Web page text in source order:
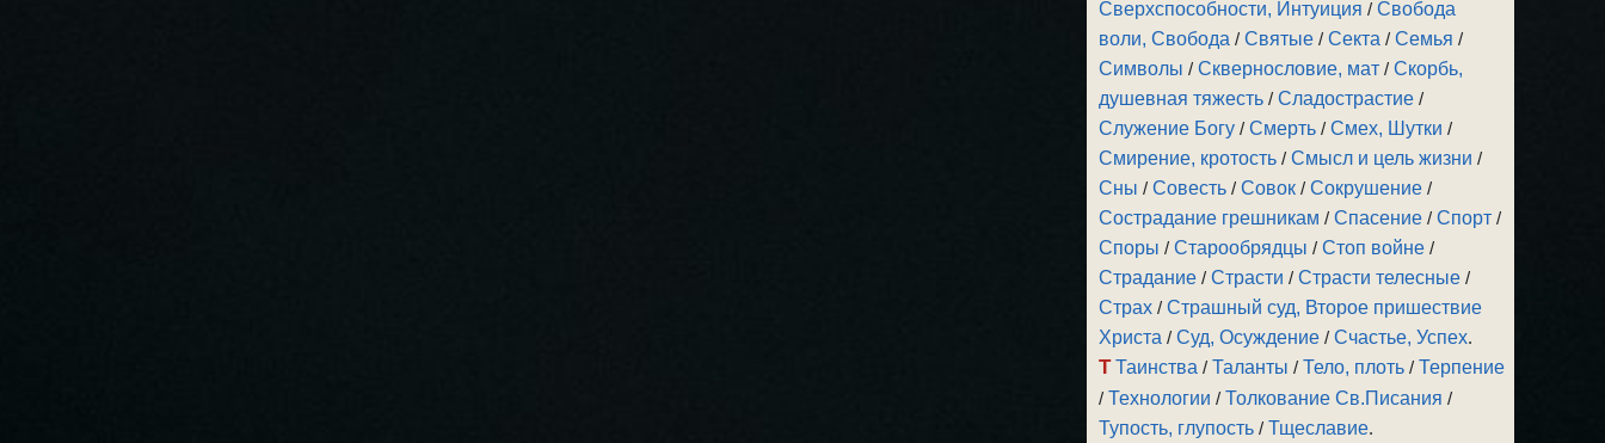
Сверхспособности, Интуиция /Свобода
воли, Свобода /Святые /Секта /Семья /
Символы /Сквернословие, мат /Скорбь,
душевная тяжесть /Сладострастие /
Служение Богу /Смерть /Смех, Шутки /
Смирение, кротость /Смысл и цель жизни /
Сны /Совесть /Совок /Сокрушение /
Сострадание грешникам /Спасение /Спорт /
Споры /Старообрядцы /Стоп войне /
Страдание /Страсти /Страсти телесные /
Страх /Страшный суд, Второе пришествие
Христа /Суд, Осуждение /Счастье, Успех.
Т Таинства /Таланты /Тело, плоть /Терпение
/Технологии /Толкование Св.Писания /
Тупость, глупость /Тщеславие.